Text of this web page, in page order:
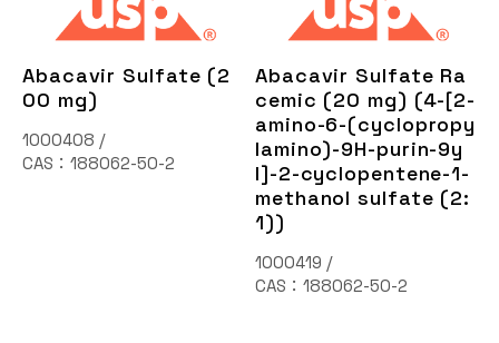
Abacavir Sulfate (2
00 mg)
1000408 /
CAS：188062-50-2
Abacavir Sulfate Ra
cemic (20 mg) (4-[2-
amino-6-(cyclopropy
lamino)-9H-purin-9y
l]-2-cyclopentene-1-
methanol sulfate (2:
1))
1000419 /
CAS：188062-50-2
聯絡我們
EN